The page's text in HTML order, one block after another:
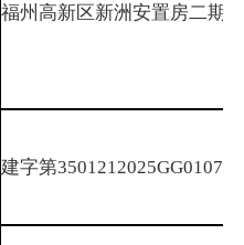
福州高新区新洲安置房二期
建字第